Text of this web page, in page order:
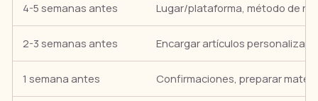
4-5 semanas antes Lugar/plataforma, método de
2-3 semanas antes Encargar artículos
1 semana antes Confirmaciones, preparar